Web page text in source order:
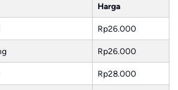
Harga
Rp26.000
Rp26.000
Rp28.000